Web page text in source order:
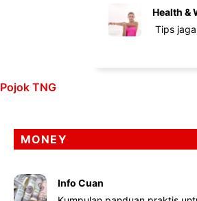
Health &
Tips
Pojok TNG
MONEY
Info Cuan